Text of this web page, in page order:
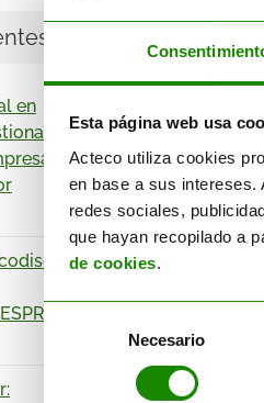
Esta página web usa
Acteco utiliza cookies
en base a sus intereses.
redes sociales,
que hayan recopilado a
de cookies.
Selección
consentimiento
Necesario
en
los
en
para